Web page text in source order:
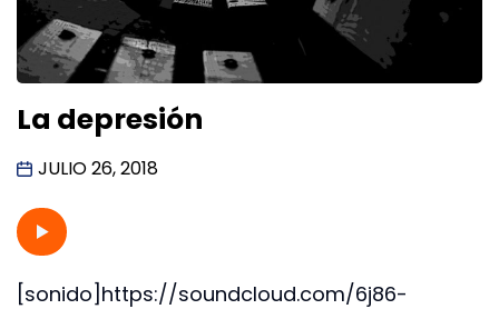
La depresión
JULIO 26, 2018
[sonido]https://soundcloud.com/6j86-